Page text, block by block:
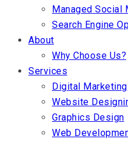
Managed Social
Search Engine
About
Why Choose Us?
Services
Digital Marketing
Website
Graphics Design
Web